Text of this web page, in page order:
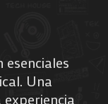
Una